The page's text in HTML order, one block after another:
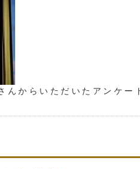
んからいただいたアンケー